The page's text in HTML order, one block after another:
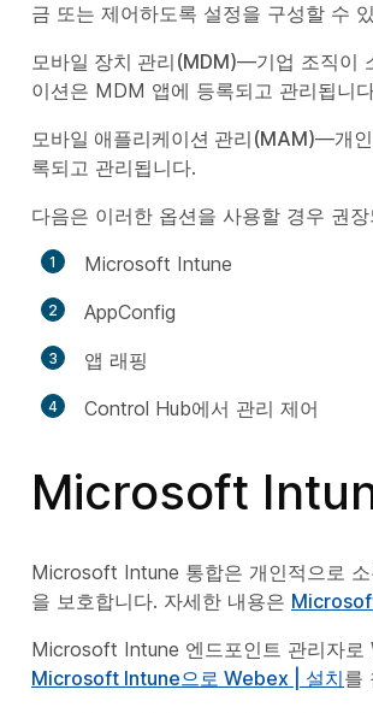
금 또는 제어하도록 설정을 구성할 수
모바일 장치 관리(MDM)—기업 조직이
이션은 MDM 앱에 등록되고 관리됩니
모바일 애플리케이션 관리(MAM)—개인
록되고 관리됩니다.
다음은 이러한 옵션을 사용할 경우 권
Microsoft Intune
AppConfig
앱 래핑
Control Hub에서 관리 제어
Microsoft
Microsoft Intune 통합은 개인적으로
을 보호합니다. 자세한 내용은
Microsoft Intune 엔드포인트 관리자로
Microsoft Intune으로 Webex | 설치를